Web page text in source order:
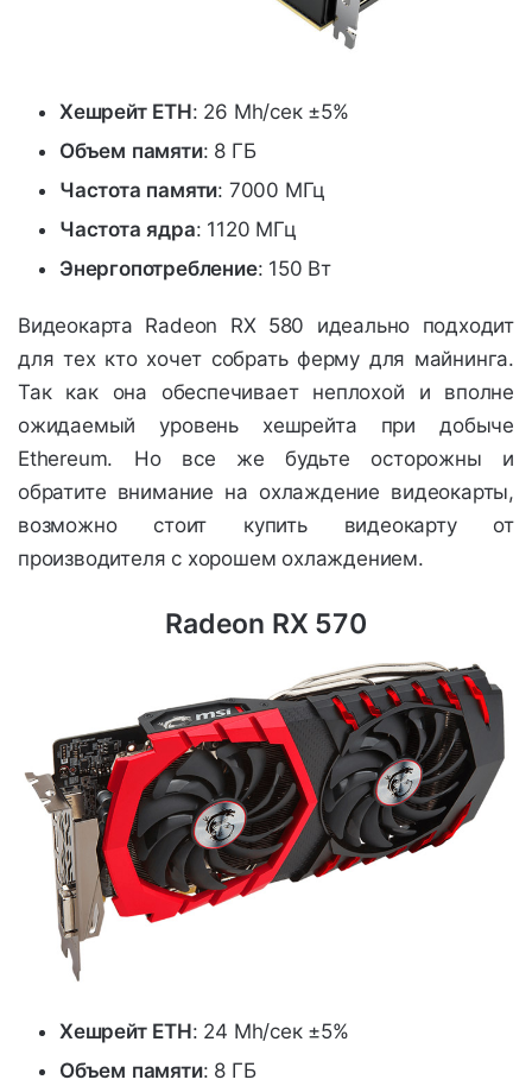
Хешрейт ETH: 26 Mh/сек ±5%
Объем памяти: 8 ГБ
Частота памяти: 7000 МГц
Частота ядра: 1120 МГц
Энергопотребление: 150 Вт
Видеокарта Radeon RX 580 идеально подходит
для тех кто хочет собрать ферму для майнинга.
Так как она обеспечивает неплохой и вполне
ожидаемый уровень хешрейта при добыче
Ethereum. Но все же будьте осторожны и
обратите внимание на охлаждение видеокарты,
возможно стоит купить видеокарту от
производителя с хорошем охлаждением.
Radeon RX 570
Хешрейт ETH: 24 Mh/сек ±5%
Объем памяти: 8 ГБ